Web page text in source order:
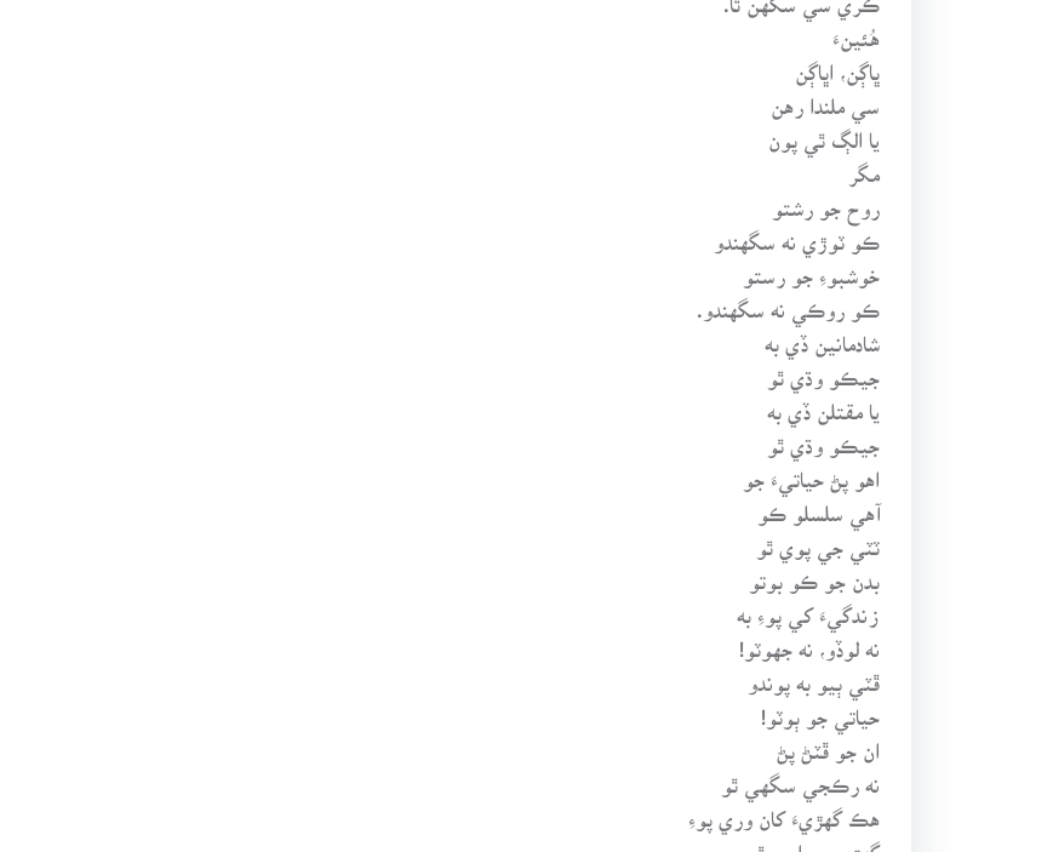
هُئينءَ
ڀاڳن، اڀاڳن
سي ملندا رهن
يا الڳ ٿي پون
مگر
ڪو ٽوڙي نه سگهندو
ڪو روڪي نه سگهندو.
شادمانين ڏي به
جيڪو وڌي ٿو
يا مقتلن ڏي به
جيڪو وڌي ٿو
اهو پڻ حياتيءَ جو
آهي سلسلو ڪو
ٽٽي جي پوي ٿو
زندگيءَ کي پوءِ به
نه لوڏو، نه جهوٽو!
ڦٽي ٻيو به پوندو
حياتي جو ٻوٽو!
ان جو ڦٽڻ پڻ
نه رڪجي سگهي ٿو
هڪ گهڙيءَ کان وري پوءِ
گهڙي ٻي اچي ٿي